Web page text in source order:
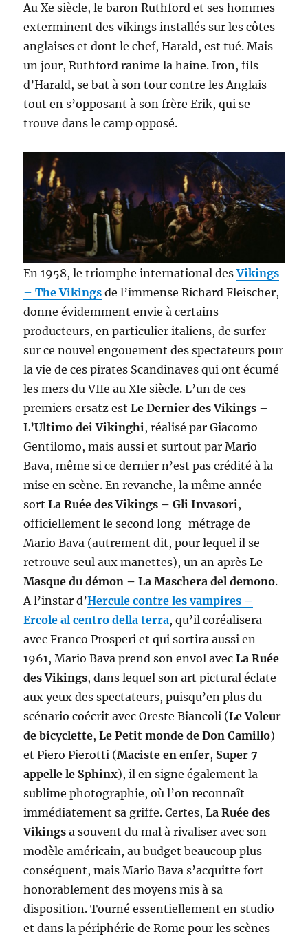
Au Xe siècle, le baron Ruthford et ses hommes
exterminent des vikings installés sur les côtes
anglaises et dont le chef, Harald, est tué. Mais
un jour, Ruthford ranime la haine. Iron, fils
d’Harald, se bat à son tour contre les Anglais
tout en s’opposant à son frère Erik, qui se
trouve dans le camp opposé.
En 1958, le triomphe international desVikings
–The Vikings de l’immense Richard Fleischer,
donne évidemment envie à certains
producteurs, en particulier italiens, de surfer
sur ce nouvel engouement des spectateurs pour
la vie de ces pirates Scandinaves qui ont écumé
les mers du VIIe au XIe siècle. L’un de ces
premiers ersatz estLe Dernier des Vikings –
L’Ultimo dei Vikinghi , réalisé par Giacomo
Gentilomo, mais aussi et surtout par Mario
Bava, même si ce dernier n’est pas crédité à la
mise en scène. En revanche, la même année
sortLa Ruée des Vikings – Gli Invasori ,
officiellement le second long-métrage de
Mario Bava (autrement dit, pour lequel il se
retrouve seul aux manettes), un an aprèsLe
Masque du démon – La Maschera del demono.
A l’instar d’Hercule contre les vampires –
Ercole al centro della terra, qu’il coréalisera
avec Franco Prosperi et qui sortira aussi en
1961, Mario Bava prend son envol avecLa Ruée
des Vikings, dans lequel son art pictural éclate
aux yeux des spectateurs, puisqu’en plus du
scénario coécrit avec Oreste Biancoli (Le Voleur
de bicyclette,Le Petit monde de Don Camillo)
et Piero Pierotti (Maciste en enfer, Super 7
appelle le Sphinx), il en signe également la
sublime photographie, où l’on reconnaît
immédiatement sa griffe. Certes,La Ruée des
Vikings a souvent du mal à rivaliser avec son
modèle américain, au budget beaucoup plus
conséquent, mais Mario Bava s’acquitte fort
honorablement des moyens mis à sa
disposition. Tourné essentiellement en studio
et dans la périphérie de Rome pour les scènes